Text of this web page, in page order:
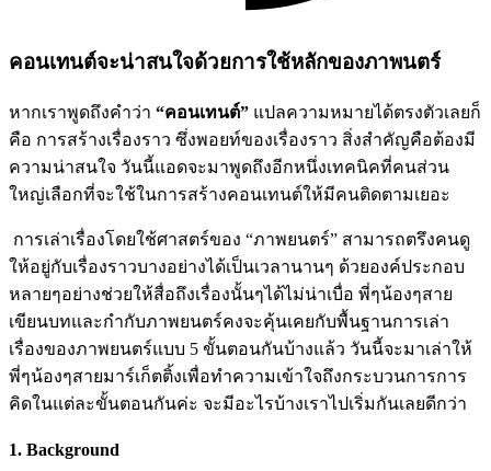
คอนเทนต์จะน่าสนใจด้วยการใช้หลักของภาพนตร์
หากเราพูดถึงคำว่า “คอนเทนต์” แปลความหมายได้ตรงตัวเลยก็
คือ การสร้างเรื่องราว ซึ่งพอยท์ของเรื่องราว สิ่งสำคัญคือต้องมี
ความน่าสนใจ วันนี้แอดจะมาพูดถึงอีกหนึ่งเทคนิคที่คนส่วน
ใหญ่เลือกที่จะใช้ในการสร้างคอนเทนต์ให้มีคนติดตามเยอะ
การเล่าเรื่องโดยใช้ศาสตร์ของ “ภาพยนตร์” สามารถตรึงคนดู
ให้อยู่กับเรื่องราวบางอย่างได้เป็นเวลานานๆ ด้วยองค์ประกอบ
หลายๆอย่างช่วยให้สื่อถึงเรื่องนั้นๆได้ไม่น่าเบื่อ พี่ๆน้องๆสาย
เขียนบทและกำกับภาพยนตร์คงจะคุ้นเคยกับพื้นฐานการเล่า
เรื่องของภาพยนตร์แบบ 5 ขั้นตอนกันบ้างแล้ว วันนี้จะมาเล่าให้
พี่ๆน้องๆสายมาร์เก็ตติ้งเพื่อทำความเข้าใจถึงกระบวนการการ
คิดในแต่ละขั้นตอนกันค่ะ จะมีอะไรบ้างเราไปเริ่มกันเลยดีกว่า
1. Background